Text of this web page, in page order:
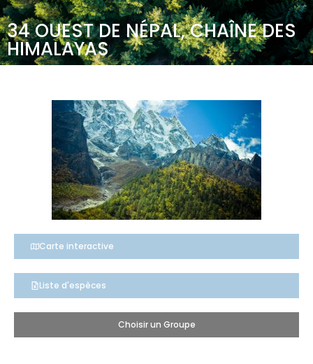
34 OUEST DE NÉPAL, CHAÎNE DES
HIMALAYAS
Carte interactive
Liste d'espèces
Choisir un Groupe